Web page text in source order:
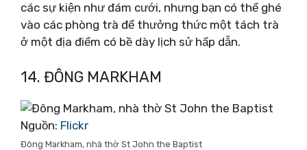
các sự kiện như đám cưới, nhưng bạn có thể ghé
vào các phòng trà để thưởng thức một tách trà
ở một địa điểm có bề dày lịch sử hấp dẫn.
14. ĐÔNG MARKHAM
Nguồn: Flickr
Đông Markham, nhà thờ St John the Baptist